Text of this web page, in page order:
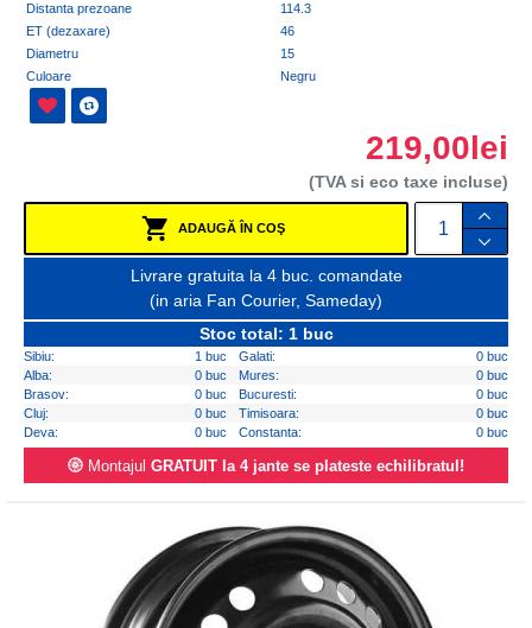
Distanta prezoane
114.3
ET (dezaxare)
46
Diametru
15
Culoare
Negru
219,00lei
(TVA si eco taxe incluse)
ADAUGĂ ÎN COŞ
Livrare gratuita la 4 buc. comandate
(in aria Fan Courier, Sameday)
Stoc total: 1 buc
Sibiu: 1 buc Galati:
0 buc
Alba:
0 buc Mures:
0 buc
Brasov:
0 buc Bucuresti:
0 buc
Cluj:
0 buc Timisoara:
0 buc
Deva:
0 buc Constanta: 0 buc
Montajul GRATUIT la 4 jante se plateste echilibratul!